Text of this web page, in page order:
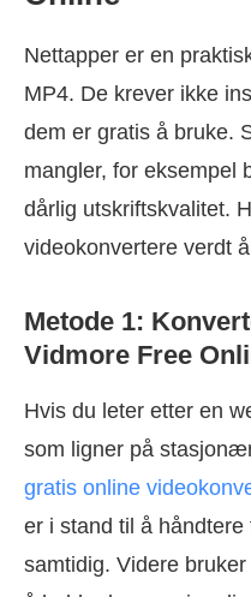
Nettapper er en
MP4. De krever ikke
dem er gratis å bruke.
mangler, for eksempel
dårlig utskriftskvalitet.
videokonvertere verdt
Metode 1:
Vidmore Free
Hvis du leter etter en
som ligner på
gratis online
er i stand til å
samtidig. Videre